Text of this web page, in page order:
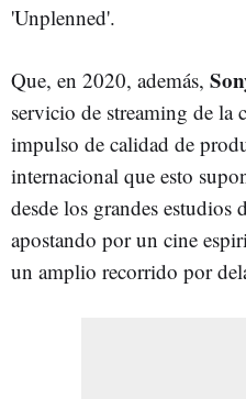
'Unplenned'.
Que, en 2020, además,
servicio de streaming de la
impulso de calidad de
internacional que esto
desde los grandes estudios
apostando por un cine
un amplio recorrido por